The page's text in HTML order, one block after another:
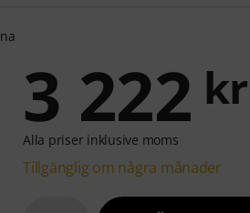
3 222 kr
Alla priser inklusive moms
Tillgänglig om några månader